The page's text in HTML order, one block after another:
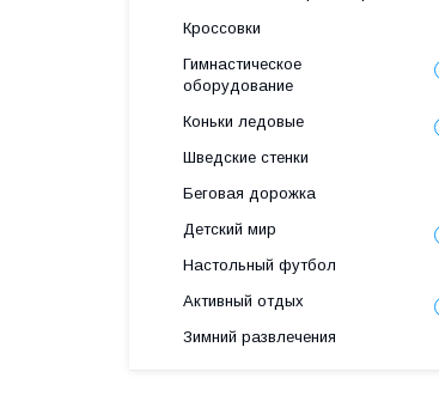
Кроссовки
Гимнастическое
оборудование
Коньки ледовые
Шведские стенки
Беговая дорожка
Детский мир
Настольный футбол
Активный отдых
Зимний развлечения